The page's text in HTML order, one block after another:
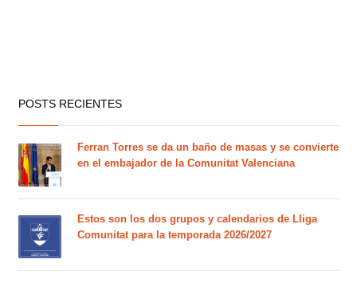
POSTS RECIENTES
Ferran Torres se da un baño de masas y se convierte
en el embajador de la Comunitat Valenciana
Estos son los dos grupos y calendarios de Lliga
Comunitat para la temporada 2026/2027